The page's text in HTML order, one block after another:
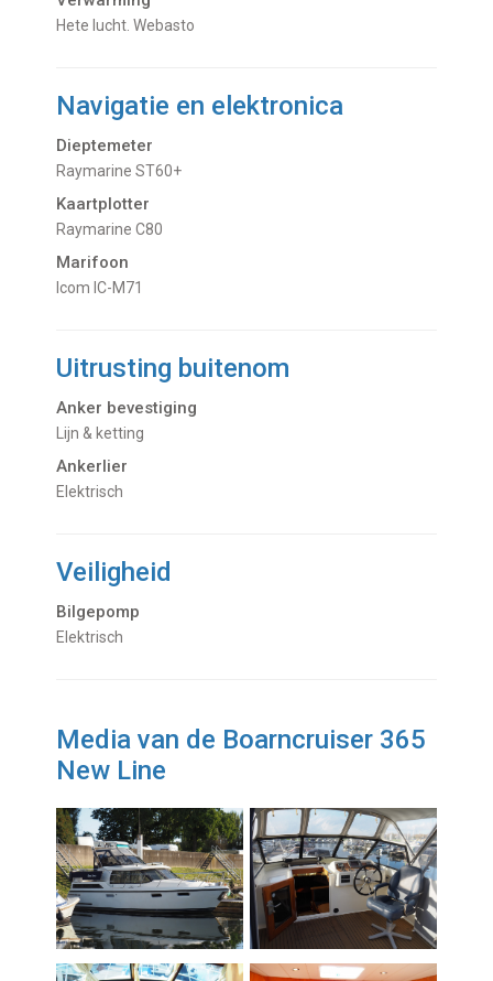
hete lucht. Webasto
Navigatie en elektronica
Dieptemeter
Raymarine ST60+
Kaartplotter
Raymarine C80
Marifoon
Icom IC-M71
Uitrusting buitenom
Anker bevestiging
Lijn & ketting
Ankerlier
Elektrisch
Veiligheid
Bilgepomp
Elektrisch
Media van de Boarncruiser 365
New Line